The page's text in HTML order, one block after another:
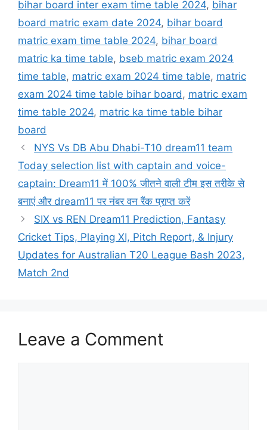
bihar board inter exam time table 2024, bihar
board matric exam date 2024, bihar board
matric exam time table 2024, bihar board
matric ka time table, bseb matric exam 2024
time table, matric exam 2024 time table, matric
exam 2024 time table bihar board , matric exam
time table 2024, matric ka time table bihar
board
NYS Vs DB Abu Dhabi-T10 dream11 team
Today selection list with captain and voice-
captain: Dream11 में 100% जीतने वाली टीम इस तरीके से
बनाएं और dream11 पर नंबर वन रैंक प्राप्त करें
SIX vs REN Dream11 Prediction, Fantasy
Cricket Tips, Playing XI, Pitch Report, & Injury
Updates for Australian T20 League Bash 2023,
Match 2nd
Leave a Comment